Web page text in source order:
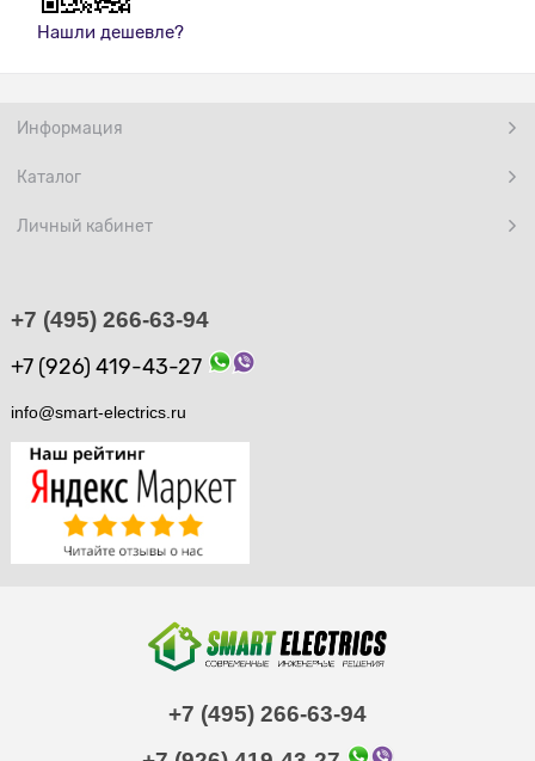
Нашли дешевле?
Информация
Каталог
Личный кабинет
+7 (495) 266-63-94
+7 (926) 419-43-27
info@smart-electrics.ru
+7 (495) 266-63-94